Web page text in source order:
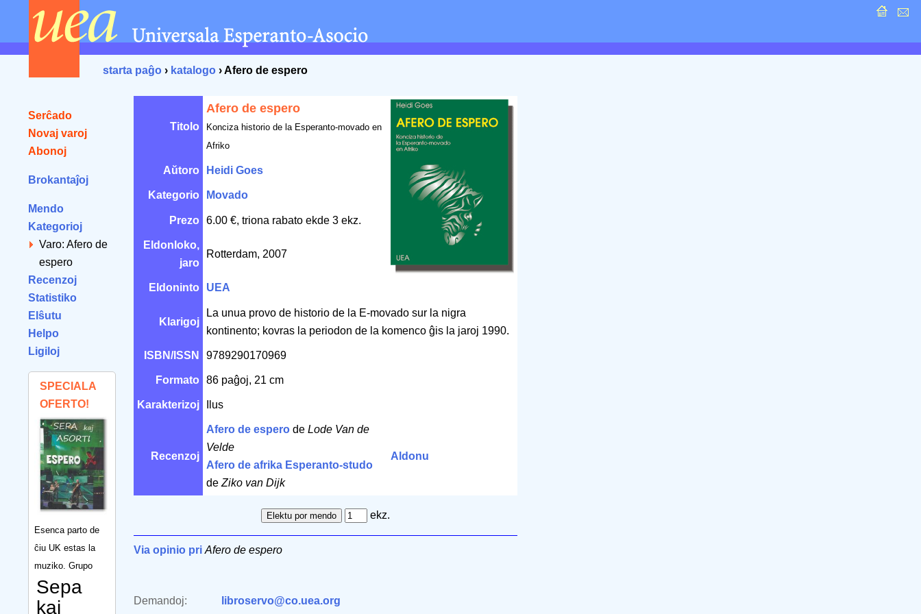
starta paĝo › katalogo › Afero de espero
Serĉado
Novaj varoj
Abonoj
Brokantaĵoj
Mendo
Kategorioj
Varo: Afero de
espero
Recenzoj
Statistiko
Elŝutu
Helpo
Ligiloj
SPECIALA
OFERTO!
Esenca parto de
ĉiu UK estas la
muziko. Grupo
Sepa
kaj
Titolo
Afero de espero
Konciza historio de la Esperanto-movado en
Afriko
Aŭtoro Heidi Goes
Kategorio Movado
Prezo 6.00 €, triona rabato ekde 3 ekz.
Eldonloko,
jaro
Rotterdam, 2007
Eldoninto UEA
Klarigoj
La unua provo de historio de la E-movado sur la nigra
kontinento; kovras la periodon de la komenco ĝis la jaroj 1990.
ISBN/ISSN 9789290170969
Formato 86 paĝoj, 21 cm
Karakterizoj Ilus
Recenzoj
Afero de espero de Lode Van de
Velde
Afero de afrika Esperanto-studo
de Ziko van Dijk
Aldonu
ekz.
Via opinio pri Afero de espero
Demandoj:
libroservo@co.uea.org